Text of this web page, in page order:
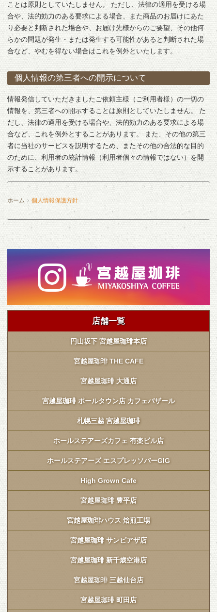
ことは原則としていたしません。 ただし、法律の適用を受ける場
合や、法的効力のある要求による場合、また商品のお届けにあた
り必要と判断された場合や、お届け先様からのご要望、その他何
らかの問題が発生・または発生する可能性があると判断された場
合など、やむを得ない場合はこれを例外といたします。
個人情報の第三者への開示について
情報発信していただきましたご依頼主様（ご利用者様）の一切の
情報を、第三者への開示することは原則としていたしません。 た
だし、法律の適用を受ける場合や、法的効力のある要求による場
合など、これを例外とすることがあります。 また、その他の第三
者に当社のサービスを説明するため、またその他の合法的な目的
のために、利用者の統計情報（利用者個々の情報ではない）を開
示することがあります。
ホーム 個人情報保護方針
店舗一覧
円山坂下 宮越屋珈琲本店
宮越屋珈琲 THE CAFE
宮越屋珈琲 大通店
宮越屋珈琲 ポールタウン店 カフェバザール
札幌三越 宮越屋珈琲
ホールステアーズカフェ 有楽ビル店
ホールステアーズ エスプレッソバーGIG
High Grown Cafe
宮越屋珈琲 豊平店
宮越屋珈琲ハウス 焙煎工場
宮越屋珈琲 サンピアザ店
宮越屋珈琲 新千歳空港店
宮越屋珈琲 三越仙台店
宮越屋珈琲 町田店